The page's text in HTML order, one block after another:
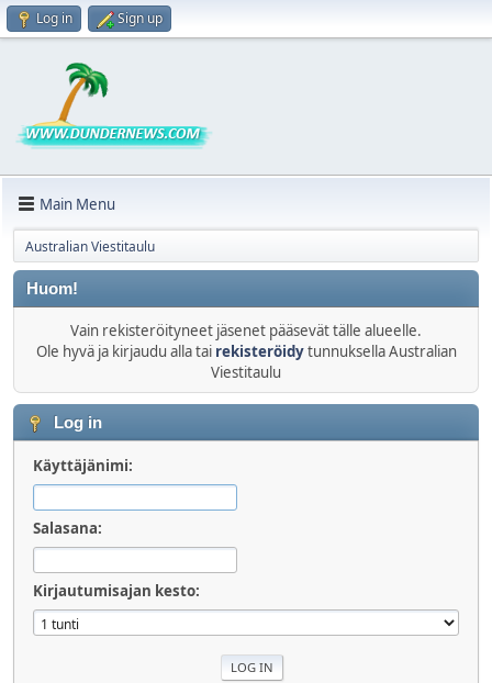
Log in Sign up
Main Menu
Australian Viestitaulu
Huom!
Vain rekisteröityneet jäsenet pääsevät tälle alueelle.
Ole hyvä ja kirjaudu alla tai rekisteröidytunnuksella Australian
Viestitaulu
Log in
Käyttäjänimi:
Salasana:
Kirjautumisajan kesto: